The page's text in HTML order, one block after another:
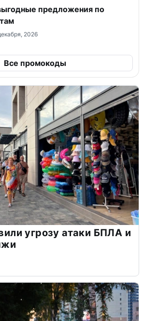
предложения по
2026
Все промокоды
угрозу атаки БПЛА и